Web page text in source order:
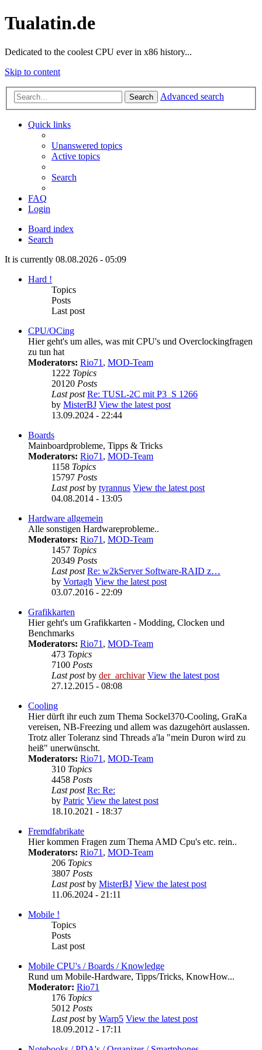
Tualatin.de
Dedicated to the coolest CPU ever in x86 history...
Skip to content
Search Advanced search
Quick links
Unanswered topics
Active topics
Search
FAQ
Login
Board index
Search
It is currently 08.08.2026 - 05:09
Hard !
Topics
Posts
Last post
CPU/OCing
Hier geht's um alles, was mit CPU's und Overclockingfragen
zu tun hat
Moderators: Rio71, MOD-Team
1222 Topics
20120 Posts
Last post Re: TUSL-2C mit P3_S 1266
by MisterBJ View the latest post
13.09.2024 - 22:44
Boards
Mainboardprobleme, Tipps & Tricks
Moderators: Rio71, MOD-Team
1158 Topics
15797 Posts
Last postby tyrannus View the latest post
04.08.2014 - 13:05
Hardware allgemein
Alle sonstigen Hardwareprobleme..
Moderators: Rio71, MOD-Team
1457 Topics
20349 Posts
Last post Re: w2kServer Software-RAID z…
by Vortagh View the latest post
03.07.2016 - 22:09
Grafikkarten
Hier geht's um Grafikkarten - Modding, Clocken und
Benchmarks
Moderators: Rio71, MOD-Team
473 Topics
7100 Posts
Last postby der_archivar View the latest post
27.12.2015 - 08:08
Cooling
Hier dürft ihr euch zum Thema Sockel370-Cooling, GraKa
vereisen, NB-Freezing und allem was dazugehört auslassen.
Trotz aller Toleranz sind Threads a'la "mein Duron wird zu
heiß" unerwünscht.
Moderators: Rio71, MOD-Team
310 Topics
4458 Posts
Last post Re: Re:
by Patric View the latest post
18.10.2021 - 18:37
Fremdfabrikate
Hier kommen Fragen zum Thema AMD Cpu's etc. rein..
Moderators: Rio71, MOD-Team
206 Topics
3807 Posts
Last postby MisterBJ View the latest post
11.06.2024 - 21:11
Mobile !
Topics
Posts
Last post
Mobile CPU's / Boards / Knowledge
Rund um Mobile-Hardware, Tipps/Tricks, KnowHow...
Moderator: Rio71
176 Topics
5012 Posts
Last postby Warp5 View the latest post
18.09.2012 - 17:11